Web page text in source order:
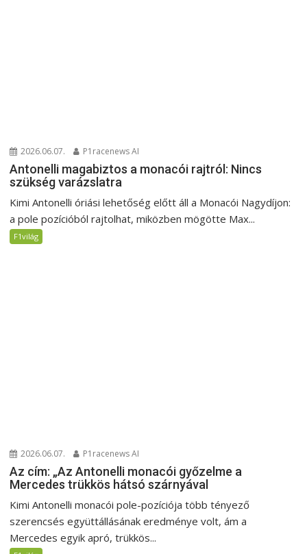
2026.06.07. P1racenews AI
Antonelli magabiztos a monacói rajtról: Nincs
szükség varázslatra
Kimi Antonelli óriási lehetőség előtt áll a Monacói Nagydíjon:
a pole pozícióból rajtolhat, miközben mögötte Max...
F1világ
2026.06.07. P1racenews AI
Az cím: „Az Antonelli monacói győzelme a
Mercedes trükkös hátsó szárnyával
Kimi Antonelli monacói pole-pozíciója több tényező
szerencsés együttállásának eredménye volt, ám a
Mercedes egyik apró, trükkös...